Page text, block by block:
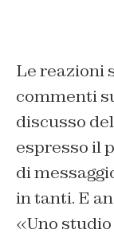
Le reazioni
commenti
discusso
espresso il
di
in tanti. E
«Uno